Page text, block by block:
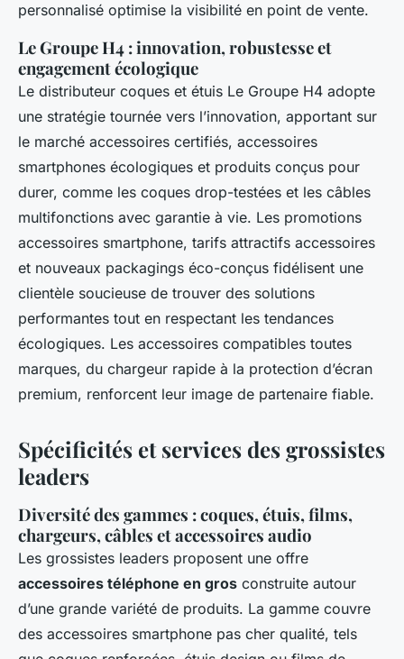
personnalisé optimise la visibilité en point de vente.
Le Groupe H4 : innovation, robustesse et
engagement écologique
Le distributeur coques et étuis Le Groupe H4 adopte
une stratégie tournée vers l’innovation, apportant sur
le marché accessoires certifiés, accessoires
smartphones écologiques et produits conçus pour
durer, comme les coques drop-testées et les câbles
multifonctions avec garantie à vie. Les promotions
accessoires smartphone, tarifs attractifs accessoires
et nouveaux packagings éco-conçus fidélisent une
clientèle soucieuse de trouver des solutions
performantes tout en respectant les tendances
écologiques. Les accessoires compatibles toutes
marques, du chargeur rapide à la protection d’écran
premium, renforcent leur image de partenaire fiable.
Spécificités et services des grossistes
leaders
Diversité des gammes : coques, étuis, films,
chargeurs, câbles et accessoires audio
Les grossistes leaders proposent une offre
accessoires téléphone en gros construite autour
d’une grande variété de produits. La gamme couvre
des accessoires smartphone pas cher qualité, tels